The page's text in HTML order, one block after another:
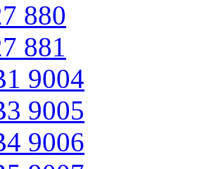
880
881
9004
9005
9006